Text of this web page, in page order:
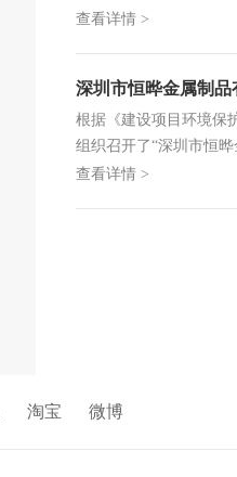
查看详情 >
深圳市恒晔金属制
根据《建设项目环境保
组织召开了“深圳市恒
位：深圳...
查看详情 >
淘宝 微博